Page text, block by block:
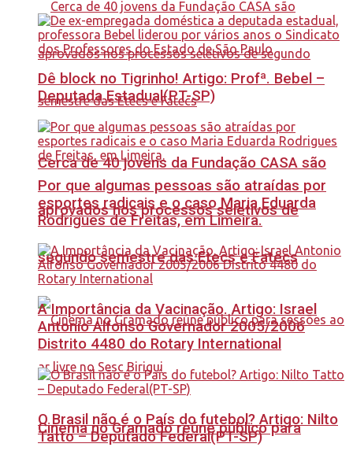
Cerca de 40 jovens da Fundação CASA são
aprovados nos processos seletivos de
segundo semestre das Etecs e Fatecs
Cinema no Gramado reúne público para
Dê block no Tigrinho! Artigo: Profª. Bebel –
Deputada Estadual(PT-SP)
Por que algumas pessoas são atraídas por
esportes radicais e o caso Maria Eduarda
Rodrigues de Freitas, em Limeira.
A Importância da Vacinação. Artigo: Israel
Antonio Alfonso Governador 2005/2006
Distrito 4480 do Rotary International
O Brasil não é o País do futebol? Artigo: Nilto
Tatto – Deputado Federal(PT-SP)